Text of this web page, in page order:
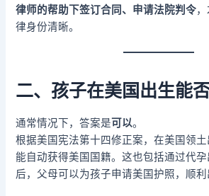
律师的帮助下签订合同、申请法院判令
律身份清晰。
二、孩子在美国出生能
通常情况下，答案是可以。
根据美国宪法第十四修正案，在美国领
能自动获得美国国籍。这也包括通过代
后，父母可以为孩子申请美国护照，顺利